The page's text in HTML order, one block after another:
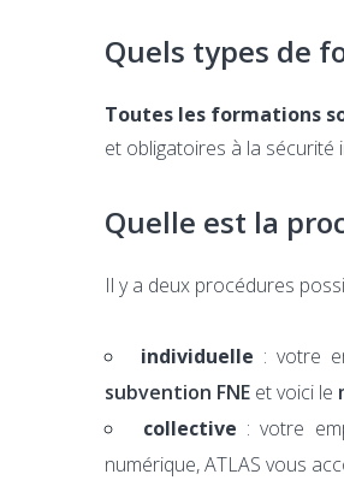
Quels types de
Toutes les formations
et obligatoires à la sécurité
Quelle est la
Il y a deux procédures
individuelle : votre
subvention FNE et voici le
collective : votre
numérique, ATLAS vous